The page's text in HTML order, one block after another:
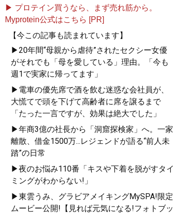
▶ プロテイン買うなら、まず売れ筋から。
Myprotein公式はこちら [PR]
【今この記事も読まれています】
▶20年間“母親から虐待”されたセクシー女優
がそれでも「母を愛している」理由。「今も
週1で実家に帰ってます」
▶電車の優先席で酒を飲む迷惑な会社員が、
大慌てで頭を下げて高齢者に席を譲るまで
「たった一言ですが、効果は絶大でした」
▶年商3億の社長から「洞窟探検家」へ。一家
離散、借金1500万...レジェンドが語る“前人未
踏”の日常
▶夜のお悩み110番「キスや下着を脱がすタイ
ミングがわからない!」
▶東雲うみ、グラビアメイキングMySPA!限定
ムービー公開!【見れば元気になる!フォトブッ